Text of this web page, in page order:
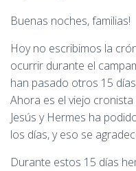
Buenas noches, familias!
Hoy no escribimos la
ocurrir durante el
han pasado otros 15
Ahora es el viejo
Jesús y Hermes ha
los días, y eso se
Durante estos 15 días